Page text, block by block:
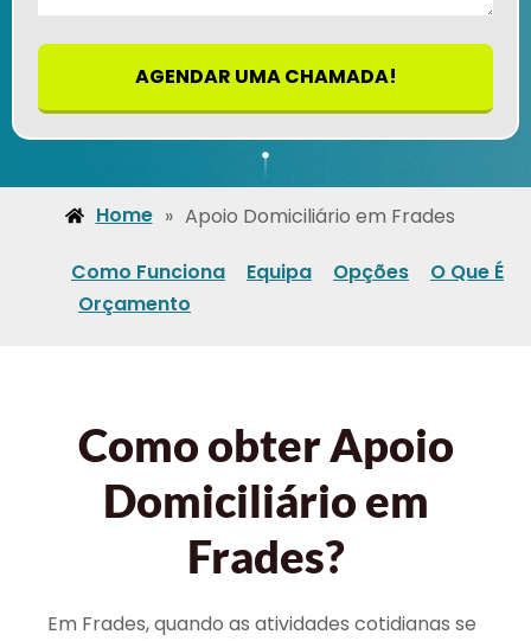
AGENDAR UMA CHAMADA!
Home » Apoio Domiciliário em Frades
Como Funciona Equipa Opções
O Que É
Orçamento
Como obter Apoio
Domiciliário em
Frades?
Em Frades, quando as atividades cotidianas se